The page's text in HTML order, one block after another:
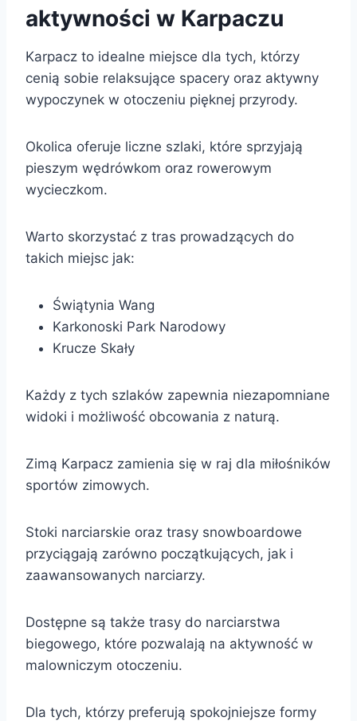
aktywności w Karpaczu
Karpacz to idealne miejsce dla tych, którzy
cenią sobie relaksujące spacery oraz aktywny
wypoczynek w otoczeniu pięknej przyrody.
Okolica oferuje liczne szlaki, które sprzyjają
pieszym wędrówkom oraz rowerowym
wycieczkom.
Warto skorzystać z tras prowadzących do
takich miejsc jak:
Świątynia Wang
Karkonoski Park Narodowy
Krucze Skały
Każdy z tych szlaków zapewnia niezapomniane
widoki i możliwość obcowania z naturą.
Zimą Karpacz zamienia się w raj dla miłośników
sportów zimowych.
Stoki narciarskie oraz trasy snowboardowe
przyciągają zarówno początkujących, jak i
zaawansowanych narciarzy.
Dostępne są także trasy do narciarstwa
biegowego, które pozwalają na aktywność w
malowniczym otoczeniu.
Dla tych, którzy preferują spokojniejsze formy